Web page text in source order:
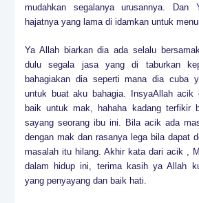
mudahkan segalanya urusannya. Dan
hajatnya yang lama di idamkan untuk
Ya Allah biarkan dia ada selalu
dulu segala jasa yang di taburkan
bahagiakan dia seperti mana dia cuba
untuk buat aku bahagia. InsyaAllah acik
baik untuk mak, hahaha kadang terfikir
sayang seorang ibu ini. Bila acik ada
dengan mak dan rasanya lega bila dapat
masalah itu hilang. Akhir kata dari acik ,
dalam hidup ini, terima kasih ya Allah
yang penyayang dan baik hati.